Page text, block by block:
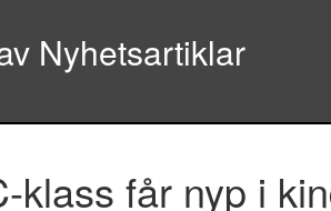
Nyhetsartiklar
klass får nyp i